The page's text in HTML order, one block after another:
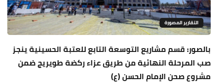
التقارير المصورة
بالصور: قسم مشاريع التوسعة التابع للعتبة الحسينية ينجز
صب المرحلة النهائية من طريق عزاء ركضة طويريج ضمن
مشروع صحن الإمام الحسن (ع)